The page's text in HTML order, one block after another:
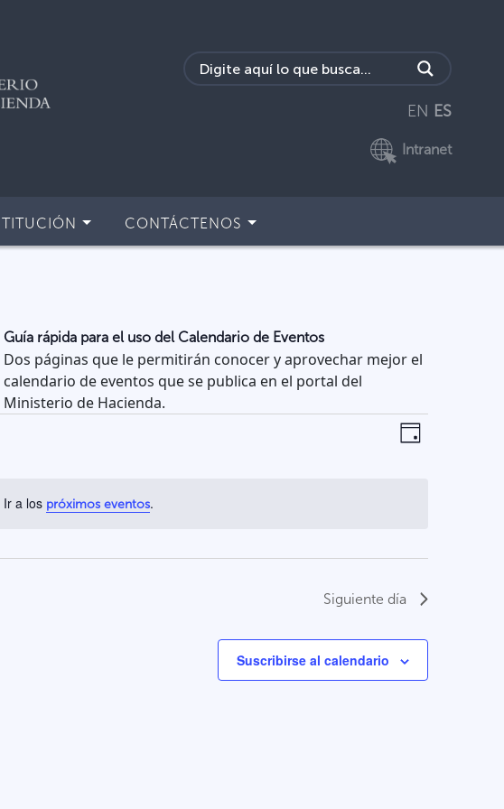
EN ES
Intranet
CONTÁCTENOS
Guía rápida para el uso del Calendario de Eventos
Dos páginas que le permitirán conocer y aprovechar mejor el
calendario de eventos que se publica en el portal del
Ministerio de Hacienda.
a los próximos eventos.
Día
Siguiente día
Suscribirse al calendario